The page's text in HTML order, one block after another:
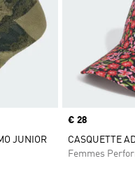
JUNIOR
Prix
€ 28
CASQUETTE
Femmes